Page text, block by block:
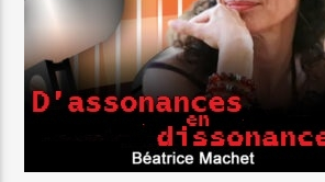
LES INFOS EN FRANCE ET
L'ACTU NATIONALE ET INTERNATIONALE